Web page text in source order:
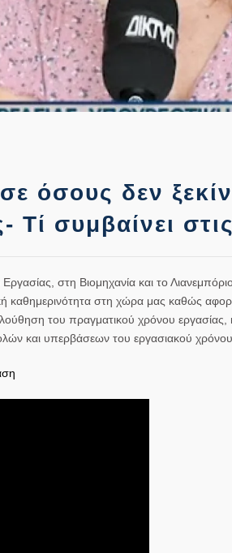
όσους δεν
συμβαίνει
στη Βιομηχανία και το
καθημερινότητα στη χώρα μας καθώς
του πραγματικού χρόνου εργασίας,
και υπερβάσεων του εργασιακού χρόνου.